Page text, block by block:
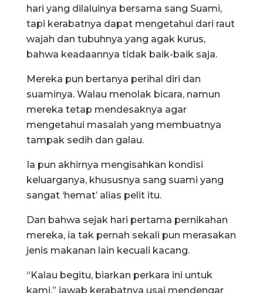
hari yang dilaluinya bersama sang Suami,
tapi kerabatnya dapat mengetahui dari raut
wajah dan tubuhnya yang agak kurus,
bahwa keadaannya tidak baik-baik saja.
Mereka pun bertanya perihal diri dan
suaminya. Walau menolak bicara, namun
mereka tetap mendesaknya agar
mengetahui masalah yang membuatnya
tampak sedih dan galau.
Ia pun akhirnya mengisahkan kondisi
keluarganya, khususnya sang suami yang
sangat ‘hemat’ alias pelit itu.
Dan bahwa sejak hari pertama pernikahan
mereka, ia tak pernah sekali pun merasakan
jenis makanan lain kecuali kacang.
“Kalau begitu, biarkan perkara ini untuk
kami,” jawab kerabatnya usai mendengar